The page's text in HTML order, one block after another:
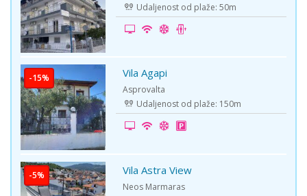
Udaljenost od plaže: 50m
Vila Agapi
Asprovalta
Udaljenost od plaže: 150m
Vila Astra View
Neos Marmaras